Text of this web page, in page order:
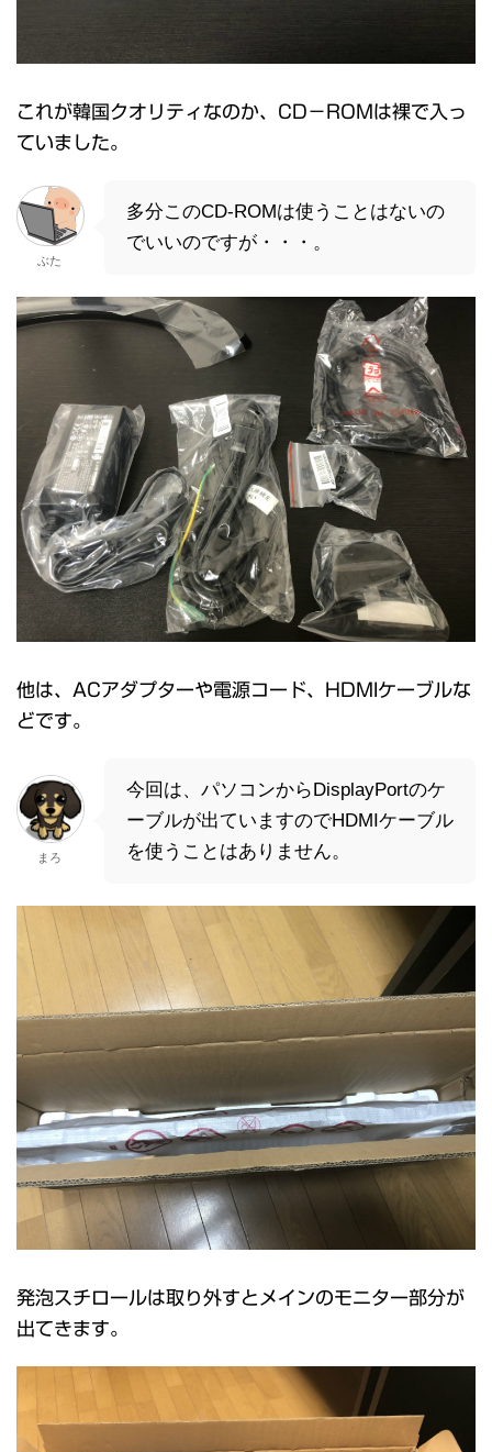
これが韓国クオリティなのか、CD－ROMは裸で入っ
ていました。
ぶた
多分このCD-ROMは使うことはないの
でいいのですが・・・。
他は、ACアダプターや電源コード、HDMIケーブルな
どです。
まろ
今回は、パソコンからDisplayPortのケ
ーブルが出ていますのでHDMIケーブル
を使うことはありません。
発泡スチロールは取り外すとメインのモニター部分が
出てきます。